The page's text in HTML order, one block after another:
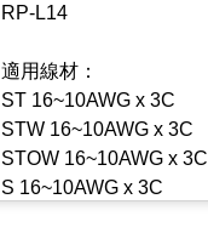
RP-L14
適用線材：
ST 16~10AWG x 3C
STW 16~10AWG x 3C
STOW 16~10AWG x 3C
S 16~10AWG x 3C